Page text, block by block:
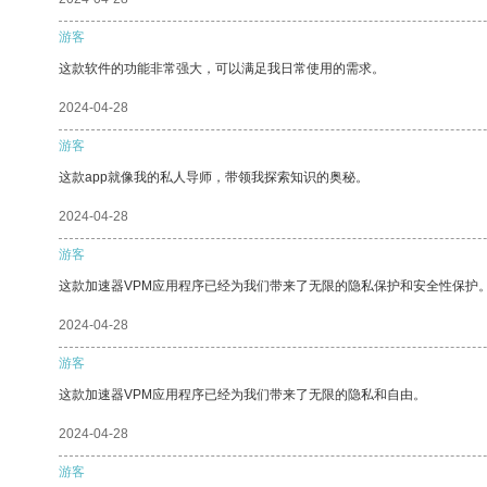
游客
这款软件的功能非常强大，可以满足我日常使用的需求。
2024-04-28
游客
这款app就像我的私人导师，带领我探索知识的奥秘。
2024-04-28
游客
这款加速器VPM应用程序已经为我们带来了无限的隐私保护和安全性保护
2024-04-28
游客
这款加速器VPM应用程序已经为我们带来了无限的隐私和自由。
2024-04-28
游客